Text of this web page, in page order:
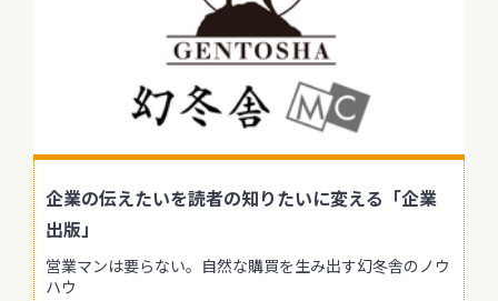
企業の伝えたいを読者の知りたいに変える「企業
出版」
営業マンは要らない。自然な購買を生み出す幻冬舎のノウ
ハウ